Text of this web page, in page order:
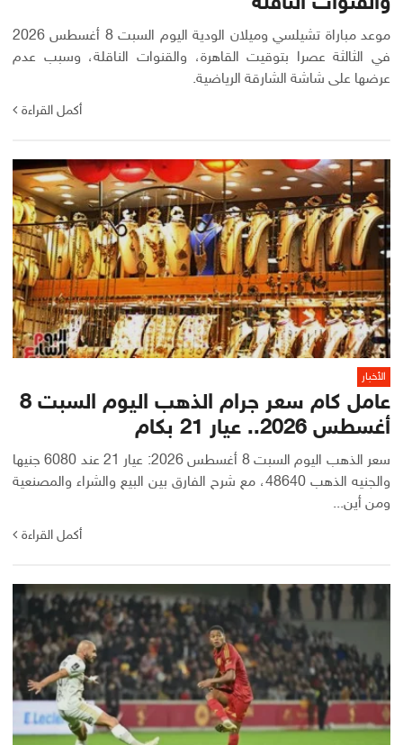
موعد مباراة تشيلسي وميلان الودية اليوم السبت 8 أغسطس 2026
في الثالثة عصرا بتوقيت القاهرة، والقنوات الناقلة، وسبب عدم
عرضها على شاشة الشارقة الرياضية.
أكمل القراءة
الأخبار
عامل كام سعر جرام الذهب اليوم السبت 8
أغسطس 2026.. عيار 21 بكام
سعر الذهب اليوم السبت 8 أغسطس 2026: عيار 21 عند 6080 جنيها
والجنيه الذهب 48640، مع شرح الفارق بين البيع والشراء والمصنعية
ومن أين...
أكمل القراءة